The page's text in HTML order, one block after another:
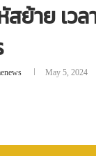
ย้าย เวล
May 5, 2024